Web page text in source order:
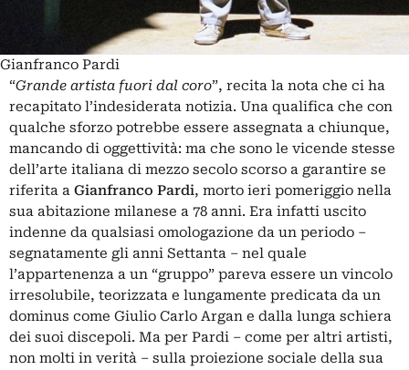
Gianfranco Pardi
“Grande artista fuori dal coro”, recita la nota che ci ha
recapitato l’indesiderata notizia. Una qualifica che con
qualche sforzo potrebbe essere assegnata a chiunque,
mancando di oggettività: ma che sono le vicende stesse
dell’arte italiana di mezzo secolo scorso a garantire se
riferita a Gianfranco Pardi, morto ieri pomeriggio nella
sua abitazione milanese a 78 anni. Era infatti uscito
indenne da qualsiasi omologazione da un periodo –
segnatamente gli anni Settanta – nel quale
l’appartenenza a un “gruppo” pareva essere un vincolo
irresolubile, teorizzata e lungamente predicata da un
dominus come Giulio Carlo Argan e dalla lunga schiera
dei suoi discepoli. Ma per Pardi – come per altri artisti,
non molti in verità – sulla proiezione sociale della sua